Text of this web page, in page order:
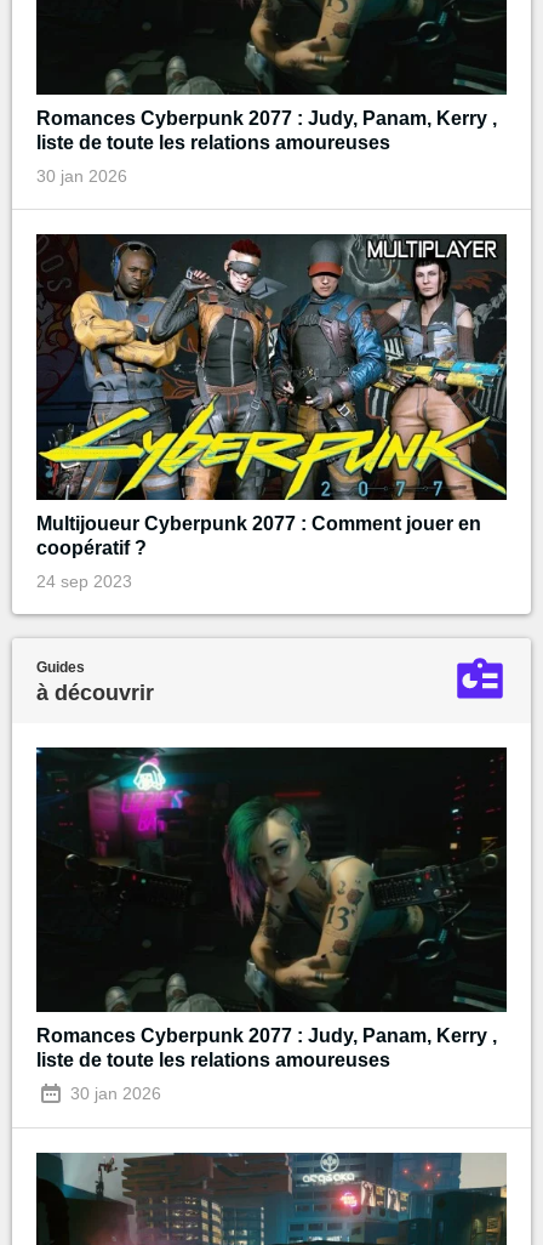
Romances Cyberpunk 2077 : Judy, Panam, Kerry ,
liste de toute les relations amoureuses
30 jan 2026
Multijoueur Cyberpunk 2077 : Comment jouer en
coopératif ?
24 sep 2023
Guides
à découvrir
Romances Cyberpunk 2077 : Judy, Panam, Kerry ,
liste de toute les relations amoureuses
30 jan 2026